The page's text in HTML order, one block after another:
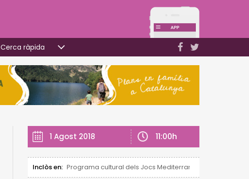
Cerca ràpida
1 Agost 2018 11:00h
Inclòs en: Programa cultural dels Jocs Mediterranis Tarragona 2018